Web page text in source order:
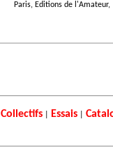
Paris, Editions de l'Amateur,
Collectifs| Essais|